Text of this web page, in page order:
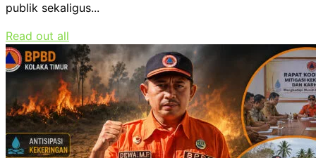
publik sekaligus...
Read out all